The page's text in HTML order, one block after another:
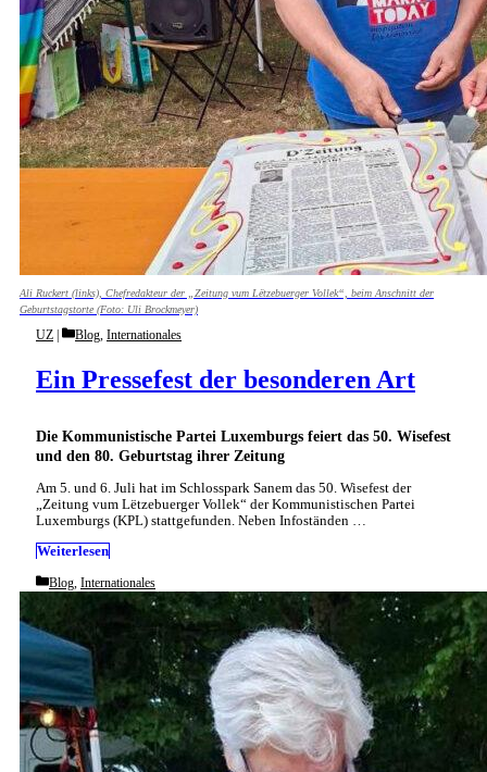
Ali Ruckert (links), Chefredakteur der „Zeitung vum Lëtzebuerger Vollek“, beim Anschnitt der
Geburtstagstorte (Foto: Uli Brockmeyer)
Die Kommunistische Partei Luxemburgs feiert das 50. Wisefest
und den 80. Geburtstag ihrer Zeitung
Ein Pressefest der besonderen Art
UZ Categories
Blog, Internationales
Am 5. und 6. Juli hat im Schlosspark Sanem das 50. Wisefest der
„Zeitung vum Lëtzebuerger Vollek“ der Kommunistischen Partei
Luxemburgs (KPL) stattgefunden. Neben Infoständen …
Weiterlesen
Categories
Blog Internationales